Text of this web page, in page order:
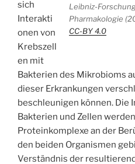
Leibniz-
Pharmakologie
CC-BY 4.0
sich
Interakti
onen von
Krebszell
en mit
Bakterien des Mikrobioms
dieser Erkrankungen
beschleunigen können. Die
Bakterien und Zellen
Proteinkomplexe an der
den beiden Organismen
Verständnis der